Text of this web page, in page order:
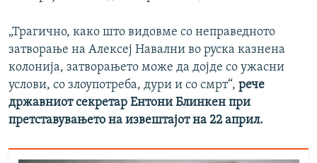
„Трагично, како што видовме со неправедното
затворање на Алексеј Навални во руска казнена
колонија, затворањето може да дојде со ужасни
услови, со злоупотреба, дури и со смрт“, рече
државниот секретар Ентони Блинкен при
претставувањето на извештајот на 22 април.